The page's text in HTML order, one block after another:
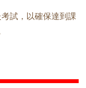
試，以確保達到課